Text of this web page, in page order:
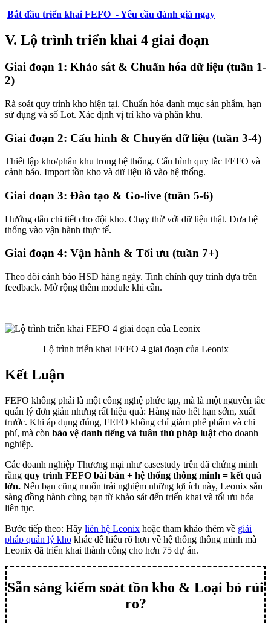
Bắt đầu triển khai FEFO - Yêu cầu đánh giá ngay
V. Lộ trình triển khai 4 giai đoạn
Giai đoạn 1: Khảo sát & Chuẩn hóa dữ liệu (tuần 1-
2)
Rà soát quy trình kho hiện tại. Chuẩn hóa danh mục sản phẩm, hạn
sử dụng và số Lot. Xác định vị trí kho và phân khu.
Giai đoạn 2: Cấu hình & Chuyển dữ liệu (tuần 3-4)
Thiết lập kho/phân khu trong hệ thống. Cấu hình quy tắc FEFO và
cảnh báo. Import tồn kho và dữ liệu lô vào hệ thống.
Giai đoạn 3: Đào tạo & Go-live (tuần 5-6)
Hướng dẫn chi tiết cho đội kho. Chạy thử với dữ liệu thật. Đưa hệ
thống vào vận hành thực tế.
Giai đoạn 4: Vận hành & Tối ưu (tuần 7+)
Theo dõi cảnh báo HSD hàng ngày. Tinh chỉnh quy trình dựa trên
feedback. Mở rộng thêm module khi cần.
Lộ trình triển khai FEFO 4 giai đoạn của Leonix
Kết Luận
FEFO không phải là một công nghệ phức tạp, mà là một nguyên tắc
quản lý đơn giản nhưng rất hiệu quả: Hàng nào hết hạn sớm, xuất
trước. Khi áp dụng đúng, FEFO không chỉ giảm phế phẩm và chi
phí, mà còn bảo vệ danh tiếng và tuân thủ pháp luật cho doanh
nghiệp.
Các doanh nghiệp Thương mại như casestudy trên đã chứng minh
rằng quy trình FEFO bài bản + hệ thống thông minh = kết quả
lớn. Nếu bạn cũng muốn trải nghiệm những lợi ích này, Leonix sẵn
sàng đồng hành cùng bạn từ khảo sát đến triển khai và tối ưu hóa
liên tục.
Bước tiếp theo: Hãy liên hệ Leonix hoặc tham khảo thêm về giải
pháp quản lý kho khác để hiểu rõ hơn về hệ thống thông minh mà
Leonix đã triển khai thành công cho hơn 75 dự án.
Sẵn sàng kiểm soát tồn kho & Loại bỏ rủi
ro?